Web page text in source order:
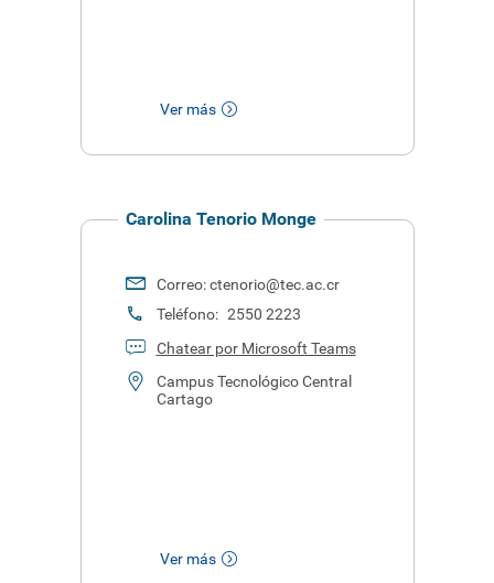
Ver más
Carolina Tenorio Monge
Correo:ctenorio@tec.ac.cr
Teléfono: 2550 2223
Chatear por Microsoft Teams
Campus Tecnológico Central
Cartago
Ver más